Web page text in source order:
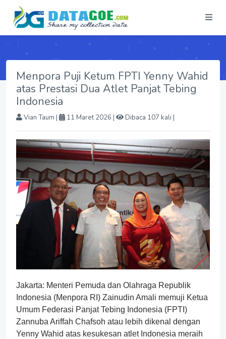
Menpora Puji Ketum FPTI Yenny Wahid
atas Prestasi Dua Atlet Panjat Tebing
Indonesia
Vian Taum | 11 Maret 2026 | Dibaca 107 kali |
Jakarta: Menteri Pemuda dan Olahraga Republik
Indonesia (Menpora RI) Zainudin Amali memuji Ketua
Umum Federasi Panjat Tebing Indonesia (FPTI)
Zannuba Ariffah Chafsoh atau lebih dikenal dengan
Yenny Wahid atas kesukesan atlet Indonesia meraih